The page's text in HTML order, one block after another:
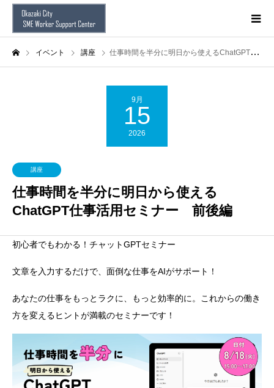
イベント 講座 仕事時間を半分に明日から使えるChatGPT仕事活用セミナー 前後編
9月
15
2026
講座
仕事時間を半分に明日から使える
ChatGPT仕事活用セミナー 前後編
初心者でもわかる！ チャットGPTセミナー
文章を入力するだけで、面倒な仕事をAIがサポート！
あなたの仕事をもっとラクに、もっと効率的に。
これからの働き
方を変えるヒントが満載のセミナーです！